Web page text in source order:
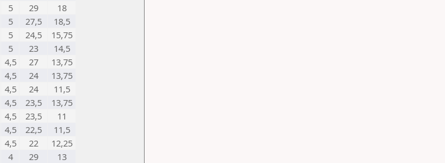
5 29
18
5 27,5
18,5
5 24,5
15,75
5 23
14,5
4,5 27
13,75
4,5 24
13,75
4,5 24
11,5
4,5 23,5
13,75
4,5 23,5
11
4,5 22,5
11,5
4,5 22
12,25
4 29
13